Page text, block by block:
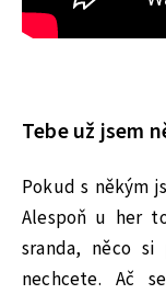
Tebe už jsem
Pokud s někým
Alespoň u her
sranda, něco
nechcete. Ač